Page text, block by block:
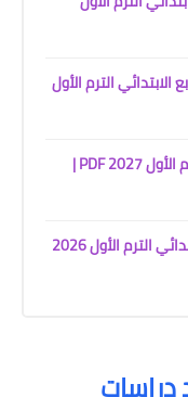
الترم الأول
تحميل مذكرة ماث رابعه ابتدائي الترم الأول 2027 PDF |
تحميل كتاب الشاطر رياضيات رابعة ابتدائي الترم الأول 2026